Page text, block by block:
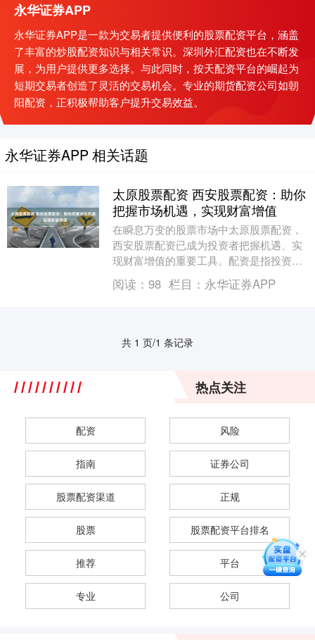
永华证券APP
永华证券APP是一款为交易者提供便利的股票配资平台，涵盖
了丰富的炒股配资知识与相关常识。深圳外汇配资也在不断发
展，为用户提供更多选择。与此同时，按天配资平台的崛起为
短期交易者创造了灵活的交易机会。专业的期货配资公司如朝
阳配资，正积极帮助客户提升交易效益。
永华证券APP 相关话题
太原股票配资 西安股票配资：助你
把握市场机遇，实现财富增值
在瞬息万变的股票市场中太原股票配资，
西安股票配资已成为投资者把握机遇、实
现财富增值的重要工具。配资是指投资者
通过借贷资金，放大投资本金，从而提高
收益率的一种方式....
阅读： 98 栏目： 永华证券APP
共 1 页/1 条记录
热点关注
配资 风险
指南 证券公司
股票配资渠道 正规
股票 股票配资平台排名
推荐 平台
专业 公司